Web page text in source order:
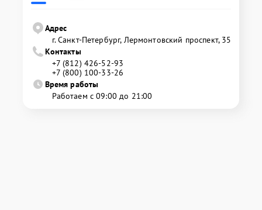
Адрес
г. Санкт-Петербург, Лермонтовский проспект, 35
Контакты
+7 (812) 426-52-93
+7 (800) 100-33-26
Время работы
Работаем с 09:00 до 21:00